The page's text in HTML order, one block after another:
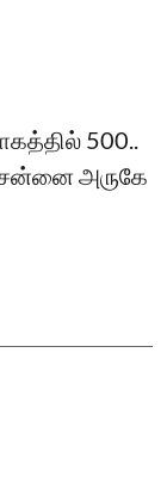
500..
அருகே